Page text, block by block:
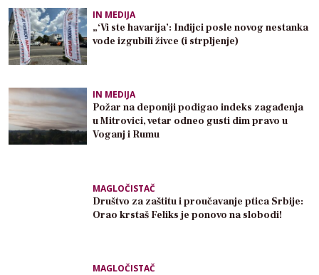
IN MEDIJA
„‘Vi ste havarija’: Inđijci posle novog nestanka
vode izgubili živce (i strpljenje)
IN MEDIJA
Požar na deponiji podigao indeks zagađenja
u Mitrovici, vetar odneo gusti dim pravo u
Voganj i Rumu
MAGLOČISTAČ
Društvo za zaštitu i proučavanje ptica Srbije:
Orao krstaš Feliks je ponovo na slobodi!
MAGLOČISTAČ